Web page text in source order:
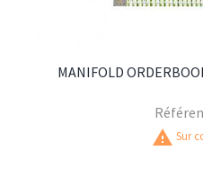
MANIFOLD
warning Sur